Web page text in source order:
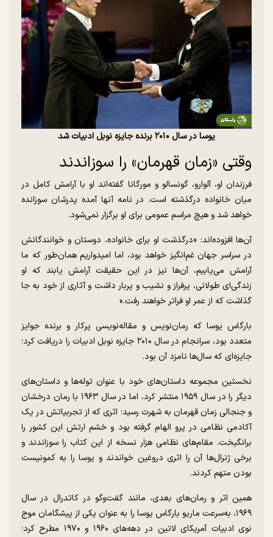
یوسا در سال ۲۰۱۰ برنده جایزه نوبل ادبیات شد
وقتی «زمان قهرمان» را سوزاندند
فرزندان او، آلوارو، گونسالو و مورگانا گفته‌اند او با آرامش کامل در
میان خانواده درگذشته است. در نامه آنها آمده پدرشان سوزانده
خواهد شد و هیچ مراسم عمومی برای او برگزار نمی‌شود.
آن‌ها افزوده‌اند: «درگذشت او برای خانواده، دوستان و خوانندگانش
در سراسر جهان غم‌انگیز خواهد بود، اما امیدواریم همان‌طور که ما
آرامش می‌یابیم، آن‌ها نیز در این حقیقت آرامش یابند که او
زندگی‌ای طولانی، پرفراز و نشیب و پربار داشت و آثاری از خود به جا
گذاشت که از عمر او فراتر خواهند رفت.»
بارگاس یوسا که رمان‌نویس و مقاله‌نویسی پرکار و برنده جوایز
متعدد بود، سرانجام در سال ۲۰۱۰ جایزه نوبل ادبیات را دریافت کرد؛
جایزه‌ای که سال‌ها نامزد آن بود.
نخستین مجموعه داستان‌های خود با عنوان توله‌ها و داستان‌های
دیگر را در سال ۱۹۵۹ منتشر کرد، اما در سال ۱۹۶۳ با رمان درخشان
و جنجالی زمان قهرمان به شهرت رسید؛ اثری که از تجربیاتش در یک
آکادمی نظامی در پرو الهام گرفته بود و خشم ارتش این کشور را
برانگیخت. مقام‌های نظامی هزار نسخه از این کتاب را سوزاندند و
برخی ژنرال‌ها آن را اثری دروغین خواندند و یوسا را به کمونیست
بودن متهم کردند.
همین اثر و رمان‌های بعدی‌، مانند گفت‌وگو در کاتدرال در سال
۱۹۶۹، به‌سرعت ماریو بارگاس یوسا را به عنوان یکی از پیشگامان موج
نوی ادبیات آمریکای لاتین در دهه‌های ۱۹۶۰ و ۱۹۷۰ مطرح کرد؛